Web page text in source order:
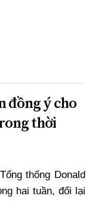
đồng ý cho
thời
thống Donald
hai tuần, đổi lại